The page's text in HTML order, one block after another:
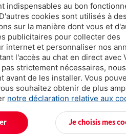
JVC HA-FR29UC-BU
indispensables au bon
cookies sont utilisés à
sur la manière dont vous et
publicitaires pour collecter des
internet et personnaliser nos
l'accès au chat en direct avec
strictement nécessaires, nous
de les installer. Vous
souhaitez obtenir de plus
notre déclaration relative aux
Je choisis mes